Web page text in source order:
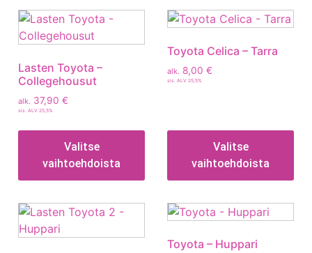
Lasten Toyota –
Collegehousut
alk. 37,90 €
sis. ALV 25,5%
Valitse
vaihtoehdoista
Toyota Celica – Tarra
alk. 8,00 €
sis. ALV 25,5%
Valitse
vaihtoehdoista
Toyota – Huppari